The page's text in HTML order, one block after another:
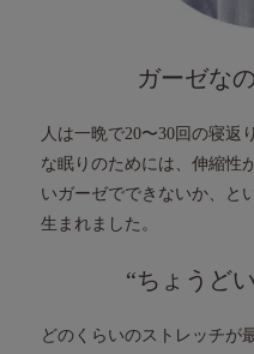
ガーゼな
人は一晩で20〜30回の寝返
な眠りのためには、伸縮性
いガーゼでできないか、と
生まれました。
“ちょうど
どのくらいのストレッチが